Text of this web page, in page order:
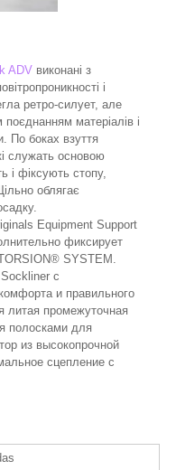
ADV виконані з
і
ретро-силует, але
матеріалів і
По боках взуття
служать основою
і фіксують стопу,
облягає
Equipment Support
фиксирует
SYSTEM.
с
и правильного
литая промежуточная
полосками для
из высокопрочной
сцепление с